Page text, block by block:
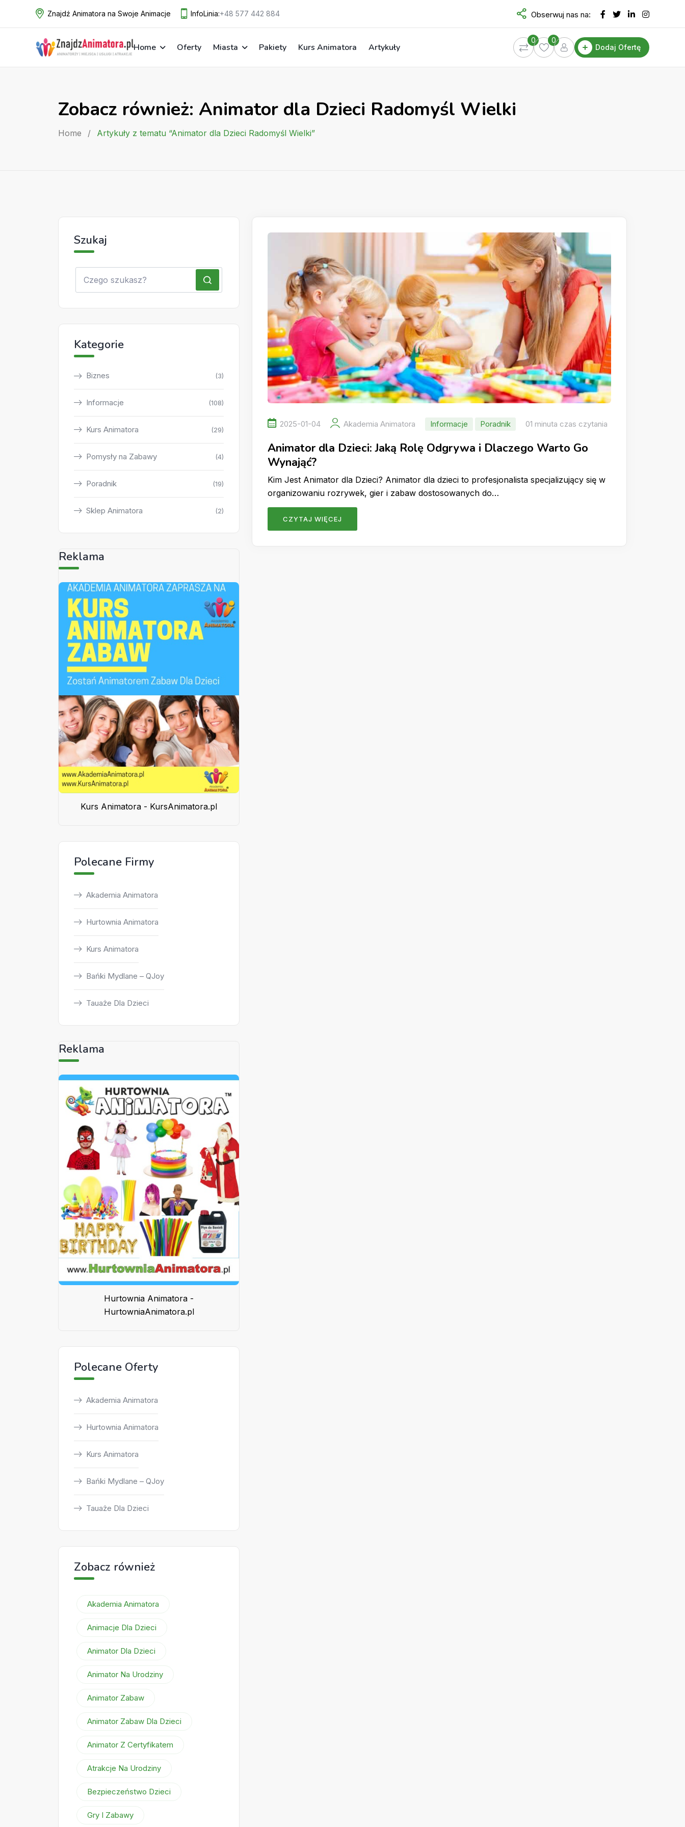
Znajdź Animatora na Swoje Animacje InfoLinia:+48 577 442 884 Obserwuj nas na:
Home Oferty Miasta Pakiety Kurs Animatora Artykuły
0
0
Dodaj Ofertę
Zobacz również: Animator dla Dzieci Radomyśl Wielki
Home / Artykuły z tematu “Animator dla Dzieci Radomyśl Wielki”
2025-01-04 Akademia Animatora Informacje Poradnik 01 minuta czas czytania
Animator dla Dzieci: Jaką Rolę Odgrywa i Dlaczego Warto Go
Wynająć?
Kim Jest Animator dla Dzieci? Animator dla dzieci to profesjonalista specjalizujący się w
organizowaniu rozrywek, gier i zabaw dostosowanych do…
CZYTAJ WIĘCEJ
Szukaj
Kategorie
Biznes (3)
Informacje (108)
Kurs Animatora (29)
Pomysły na Zabawy (4)
Poradnik (19)
Sklep Animatora (2)
Reklama
Kurs Animatora - KursAnimatora.pl
Polecane Firmy
Akademia Animatora
Hurtownia Animatora
Kurs Animatora
Bańki Mydlane – QJoy
Tauaże Dla Dzieci
Reklama
Hurtownia Animatora -
HurtowniaAnimatora.pl
Polecane Oferty
Akademia Animatora
Hurtownia Animatora
Kurs Animatora
Bańki Mydlane – QJoy
Tauaże Dla Dzieci
Zobacz również
Akademia Animatora
Animacje Dla Dzieci
Animator Dla Dzieci
Animator Na Urodziny
Animator Zabaw
Animator Zabaw Dla Dzieci
Animator Z Certyfikatem
Atrakcje Na Urodziny
Bezpieczeństwo Dzieci
Gry I Zabawy